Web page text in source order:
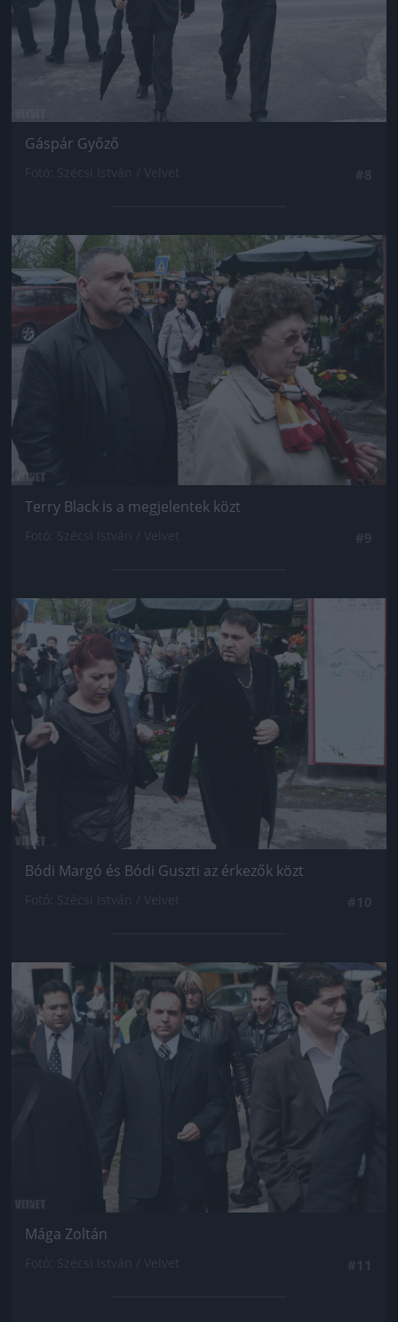
Gáspár Győző
Jön még kép!
Terry Black is a megjelentek közt
Jön még kép!
Bódi Margó és Bódi Guszti az érkezők közt
Jön még kép!
Mága Zoltán